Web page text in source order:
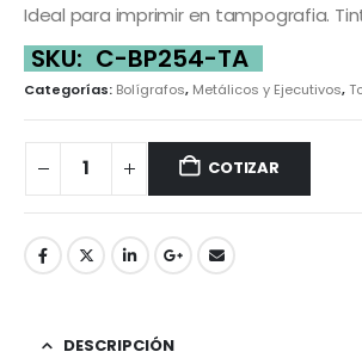
Ideal para imprimir en tampografia.
SKU: C-BP254-TA
Categorías: Bolígrafos, Metálicos y Ejecutivos,
COTIZAR
DESCRIPCIÓN